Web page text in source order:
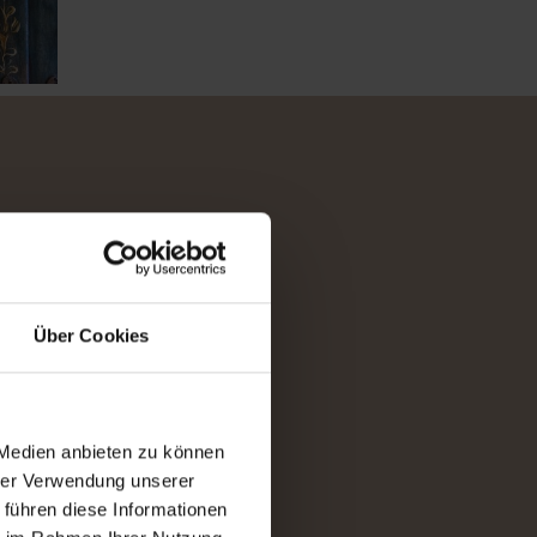
Über Cookies
anbieten zu können
Verwendung unserer
diese Informationen